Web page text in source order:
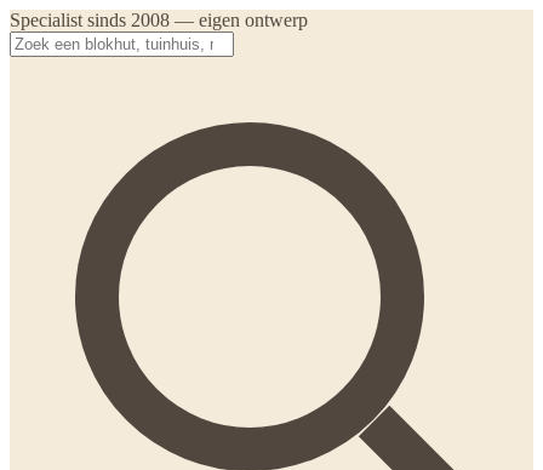
Specialist sinds 2008 — eigen ontwerp